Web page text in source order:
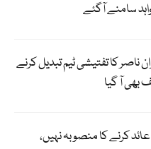
سامنے آگئے
کا تفتیشی ٹیم تبدیل کرنے
بھی آ گیا
عائد کرنے کا منصوبہ نہیں،